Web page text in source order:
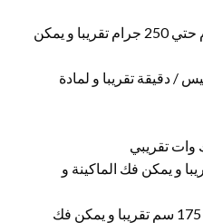
كمية المواد التي تعبأ من 5 جرام حتي 250 جرام تقريبا و يمكن
التعبئة من 33 حتي 80 كيس / دقيقة تقريبا و لمادة
جرام تقريبا و يمكن فك الماكينة و
أبعاد الماكينة الخارجي 70- 97- 175 سم تقريبا و يمكن فك